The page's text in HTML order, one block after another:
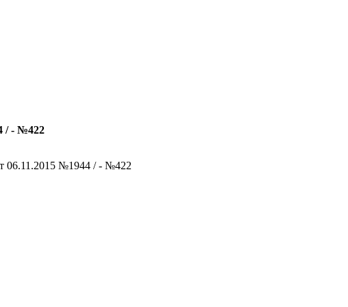
/ - №422
06.11.2015 №1944 / - №422